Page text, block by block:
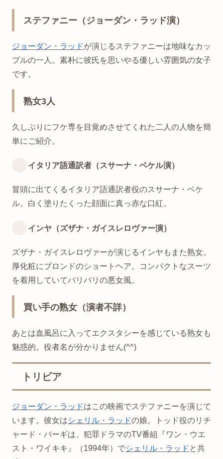
ステファニー（ジョーダン・ラッド演）
ジョーダン・ラッドが演じるステファニーは地味なカッ
プルの一人。素朴に彼氏を思いやる優しい雰囲気の女子
です。
熟女3人
久しぶりにフケ専を目覚めさせてくれた二人の人物を簡
単にご紹介。
イタリア語通訳者（スサーナ・ベケル演）
冒頭に出てくるイタリア語通訳者役のスサーナ・ベケ
ル。白く塗りたくった顔面に真っ赤な口紅。
インヤ（ズザナ・ガイスレロヴァー演）
ズザナ・ガイスレロヴァーが演じるインヤもまた熟女。
厚化粧にブロンドのショートヘア。コンパクトなスーツ
を着用していてバリバリの悪女風。
買い手の熟女（演者不詳）
あとは血風呂に入ってエクスタシーを感じている熟女も
魅惑的。役者名が分かりません(^^)
トリビア
ジョーダン・ラッドはこの映画でステファニーを演じて
います。彼女はシェリル・ラッドの娘。トッド役のリチ
ャード・バーギは、犯罪ドラマのTV番組『ワン・ウエ
スト・ワイキキ』（1994年）でシェリル・ラッド と共